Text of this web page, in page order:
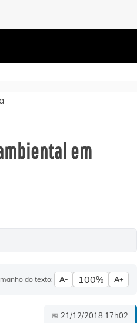
em
do texto: A- 100% A+
📅 21/12/2018 17h02